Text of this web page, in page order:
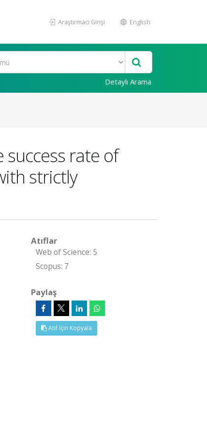
Araştırmacı Girişi English
Detaylı Arama
rate of
strictly
Atıflar
Web of Science: 5
Scopus: 7
Paylaş
Atıf İçin Kopyala